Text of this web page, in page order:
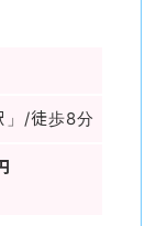
」/徒歩8分